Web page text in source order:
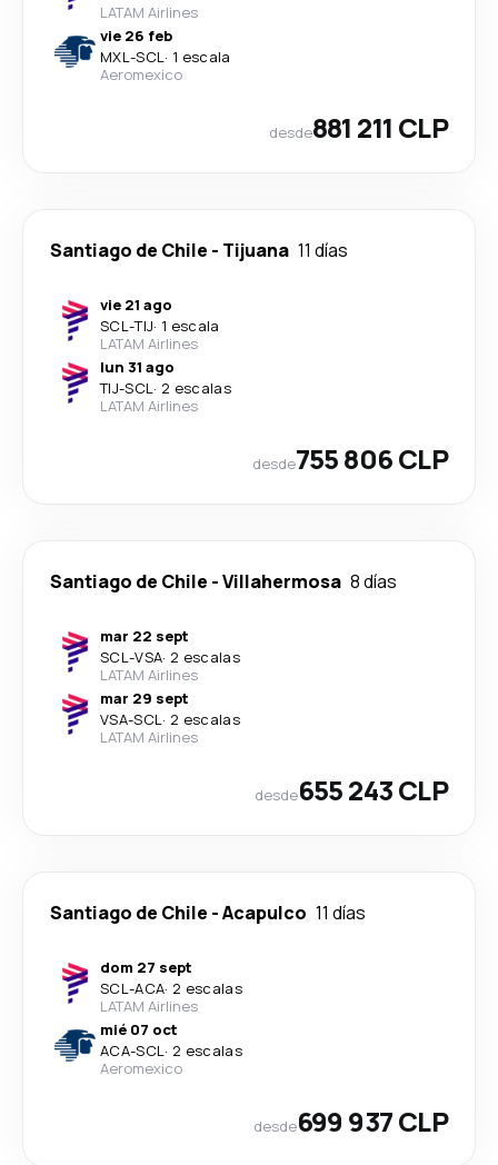
LATAM Airlines
vie 26 feb
MXL-SCL· 1 escala
Aeromexico
desde881 211 CLP
Santiago de Chile - Tijuana 11 días
vie 21 ago
SCL-TIJ· 1 escala
LATAM Airlines
lun 31 ago
TIJ-SCL· 2 escalas
LATAM Airlines
desde755 806 CLP
Santiago de Chile -Villahermosa 8 días
mar 22 sept
SCL-VSA· 2 escalas
LATAM Airlines
mar 29 sept
VSA-SCL· 2 escalas
LATAM Airlines
desde655 243 CLP
Santiago de Chile -Acapulco 11 días
dom 27 sept
SCL-ACA· 2 escalas
LATAM Airlines
mié 07 oct
ACA-SCL· 2 escalas
Aeromexico
desde699 937 CLP